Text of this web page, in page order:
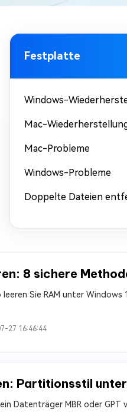
Festplatte
Windows-
Mac-
Mac-Probleme
Windows-Probleme
Doppelte Dateien
8 sichere
Sie RAM unter
27 16:46:44
Partitionsstil
Datenträger MBR oder